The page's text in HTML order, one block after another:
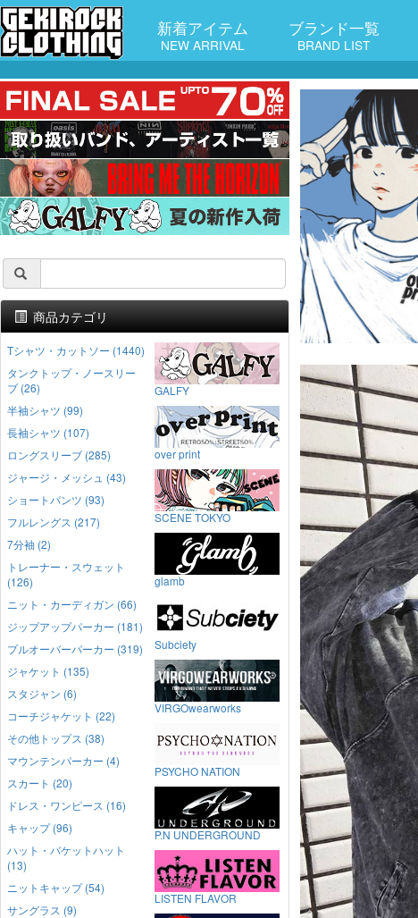
新着アイテム
NEW ARRIVAL
ブランド一覧
BRAND LIST
商品カテゴリ
Tシャツ・カットソー (1440)
タンクトップ・ノースリー
ブ (26)
半袖シャツ (99)
長袖シャツ (107)
ロングスリーブ (285)
ジャージ・メッシュ (43)
ショートパンツ (93)
フルレングス (217)
7分袖 (2)
トレーナー・スウェット
(126)
ニット・カーディガン (66)
ジップアップパーカー (181)
プルオーバーパーカー (319)
ジャケット (135)
スタジャン (6)
コーチジャケット (22)
その他トップス (38)
マウンテンパーカー (4)
スカート (20)
ドレス・ワンピース (16)
キャップ (96)
ハット・バケットハット
(13)
ニットキャップ (54)
サングラス (9)
GALFY
over print
SCENE TOKYO
glamb
Subciety
VIRGOwearworks
PSYCHO NATION
P.N UNDERGROUND
LISTEN FLAVOR